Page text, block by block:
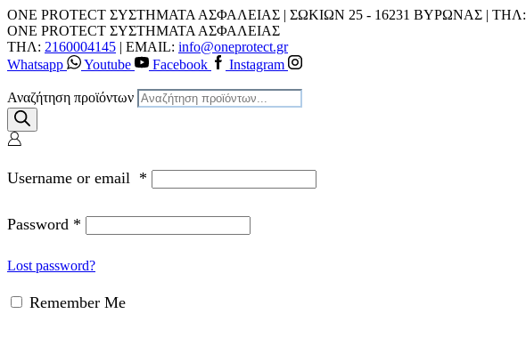
ONE PROTECT ΣΥΣΤΗΜΑΤΑ ΑΣΦΑΛΕΙΑΣ | ΣΩΚΙΩΝ 25 - 16231 ΒΥΡΩΝΑΣ | ΤΗΛ:
ONE PROTECT ΣΥΣΤΗΜΑΤΑ ΑΣΦΑΛΕΙΑΣ
ΤΗΛ: 2160004145 | EMAIL: info@oneprotect.gr
Whatsapp
Youtube Facebook Instagram
Αναζήτηση προϊόντων
Username or email *
Password *
Lost password?
Remember Me